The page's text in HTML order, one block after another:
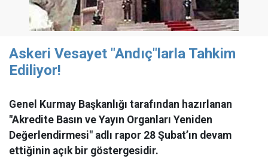
Askeri Vesayet "Andıç"larla Tahkim
Ediliyor!
Genel Kurmay Başkanlığı tarafından hazırlanan
"Akredite Basın ve Yayın Organları Yeniden
Değerlendirmesi" adlı rapor 28 Şubat’ın devam
ettiğinin açık bir göstergesidir.